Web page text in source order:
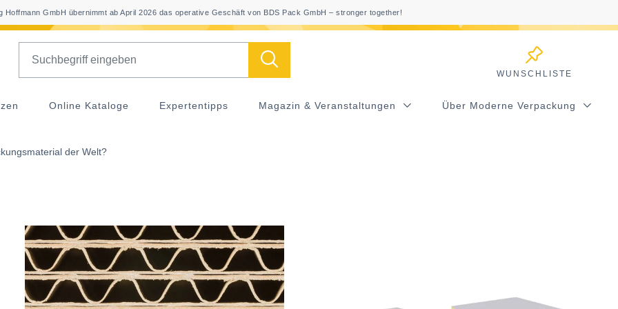
Hoffmann GmbH übernimmt ab April 2026 das operative Geschäft von BDS Pack GmbH – stronger together!
WUNSCHLISTE
Online Kataloge Expertentipps Magazin & Veranstaltungen Über Moderne Verpackung
der Welt?